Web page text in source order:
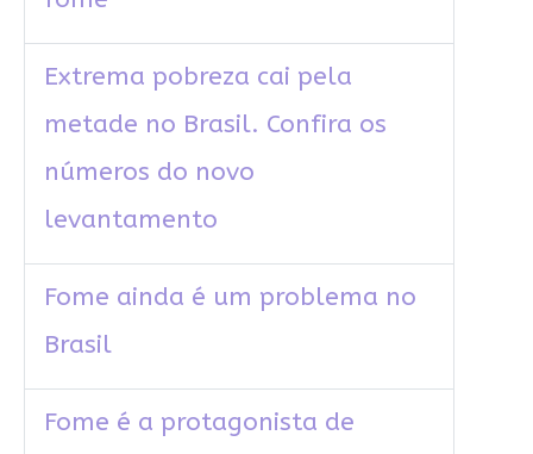
Extrema pobreza cai pela
metade no Brasil. Confira os
números do novo
levantamento
Fome ainda é um problema no
Brasil
Fome é a protagonista de